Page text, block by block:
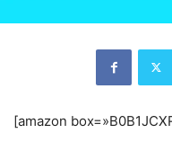
[amazon